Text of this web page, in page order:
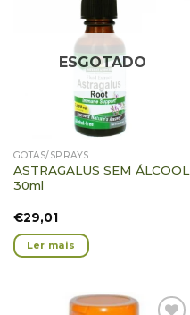
ESGOTADO
GOTAS/SPRAYS
ASTRAGALUS SEM ÁLCOOL
30ml
€29,01
Ler mais